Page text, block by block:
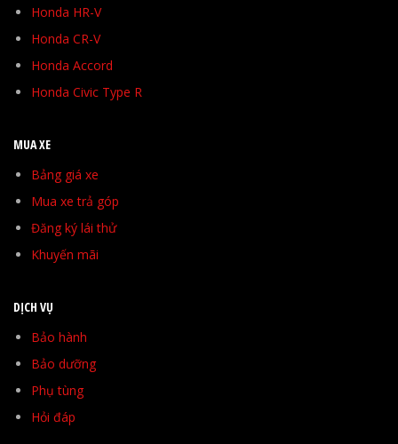
Honda HR-V
Honda CR-V
Honda Accord
Honda Civic Type R
MUA XE
Bảng giá xe
Mua xe trả góp
Đăng ký lái thử
Khuyến mãi
DỊCH VỤ
Bảo hành
Bảo dưỡng
Phụ tùng
Hỏi đáp